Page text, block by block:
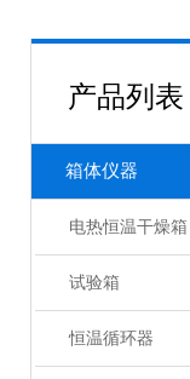
产品列表
箱体仪器
电热恒温干燥箱
试验箱
恒温循环器